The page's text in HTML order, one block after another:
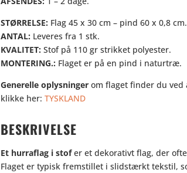
STØRRELSE: Flag 45 x 30 cm – pind 60 x 0,8 cm.
ANTAL: Leveres fra 1 stk.
KVALITET: Stof på 110 gr strikket polyester.
MONTERING.: Flaget er på en pind i naturtræ.
Generelle oplysninger om flaget finder du ved
klikke her:TYSKLAND
BESKRIVELSE
Et hurraflag i stofer et dekorativt flag, der
Flaget er typisk fremstillet i slidstærkt tekstil,